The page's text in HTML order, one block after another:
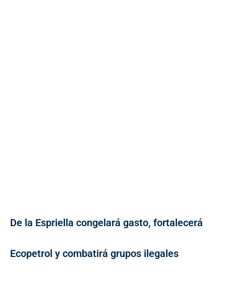
De la Espriella congelará gasto, fortalecerá
Ecopetrol y combatirá grupos ilegales